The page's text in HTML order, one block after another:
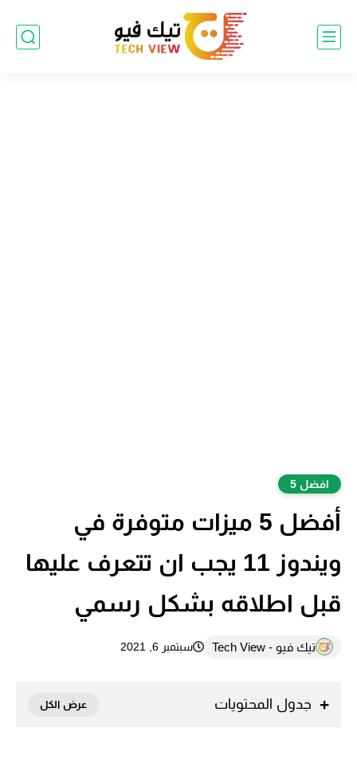
افضل 5
أفضل 5 ميزات متوفرة في
ويندوز 11 يجب ان تتعرف عليها
قبل اطلاقه بشكل رسمي
تيك فيو - Tech View سبتمبر 6, 2021
جدول المحتويات